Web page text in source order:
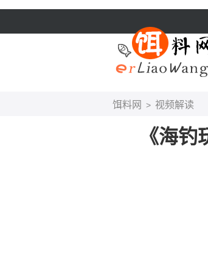
饵料网 > 视频解读
《海